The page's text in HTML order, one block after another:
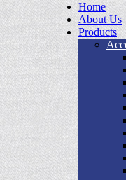
Home
About Us
Products